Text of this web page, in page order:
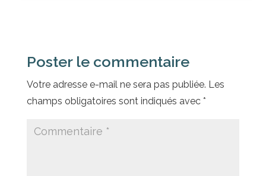
Poster le commentaire
Votre adresse e-mail ne sera pas publiée. Les
champs obligatoires sont indiqués avec *